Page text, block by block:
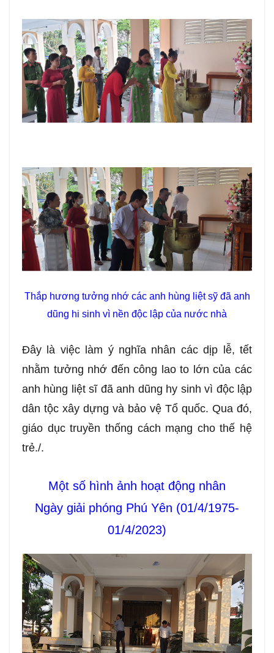
Thắp hương tưởng nhớ các anh hùng liệt sỹ đã anh
dũng hi sinh vì nền độc lập của nước nhà
Đây là việc làm ý nghĩa nhân các dịp lễ, tết
nhằm tưởng nhớ đến công lao to lớn của các
anh hùng liệt sĩ đã anh dũng hy sinh vì độc lập
dân tộc xây dựng và bảo vệ Tổ quốc. Qua đó,
giáo dục truyền thống cách mạng cho thế hệ
trẻ./.
Một số hình ảnh hoạt động nhân
Ngày giải phóng Phú Yên (01/4/1975-
01/4/2023)